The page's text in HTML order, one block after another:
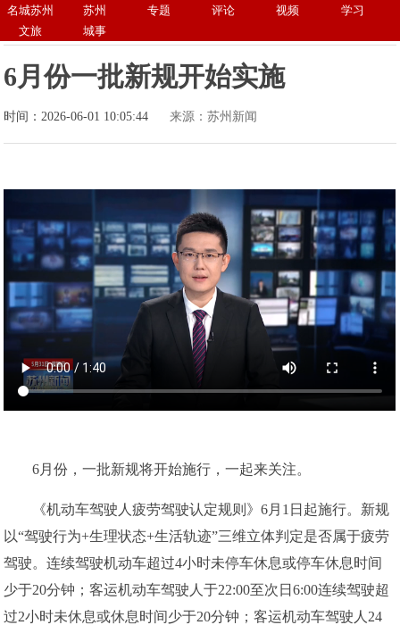
名城苏州 苏州 专题 评论 视频
学习
文旅
城事
6月份一批新规开始实施
时间：2026-06-01 10:05:44 来源：苏州新闻
6月份，一批新规将开始施行，一起来关注。
《机动车驾驶人疲劳驾驶认定规则》6月1日起施行。新规
以“驾驶行为+生理状态+生活轨迹”三维立体判定是否属于疲劳
驾驶。连续驾驶机动车超过4小时未停车休息或停车休息时间
少于20分钟；客运机动车驾驶人于22:00至次日6:00连续驾驶超
过2小时未休息或休息时间少于20分钟；客运机动车驾驶人24